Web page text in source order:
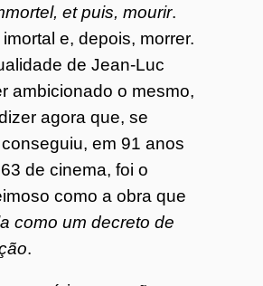
et puis, mourir.
e, depois, morrer.
de Jean-Luc
ambicionado o mesmo,
agora que, se
em 91 anos
de cinema, foi o
como a obra que
como um decreto de
.